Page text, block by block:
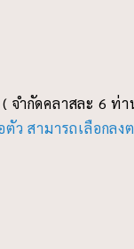
( จำกัดคลาสละ 6 ท่า
ว สามารถเลือกล